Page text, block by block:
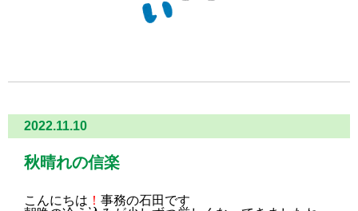
2022.11.10
秋晴れの信楽
こんにちは ！ 事務の石田です